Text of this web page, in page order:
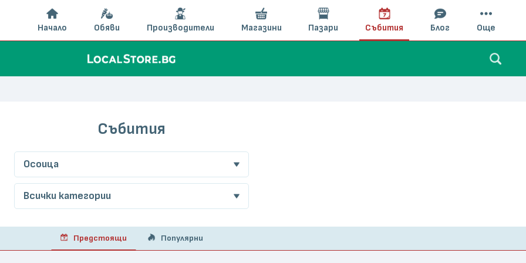
Събития
Осоица
Всички категории
Предстоящи Популярни
Начало Обяви Производители Магазини Пазари Събития Блог Още